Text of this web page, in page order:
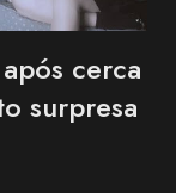
cerca
surpresa